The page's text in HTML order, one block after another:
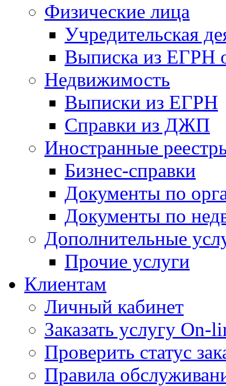
Физические лица
Учредительская
Выписка из ЕГРН
Недвижимость
Выписки из ЕГРН
Справки из ДЖП
Иностранные
Бизнес-справки
Документы по
Документы по
Дополнительные
Прочие услуги
Клиентам
Личный кабинет
Заказать услугу On-
Проверить статус
Правила